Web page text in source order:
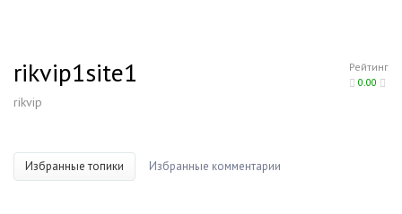
Рейтинг
0.00
rikvip1site1
rikvip
Избранные топики Избранные комментарии